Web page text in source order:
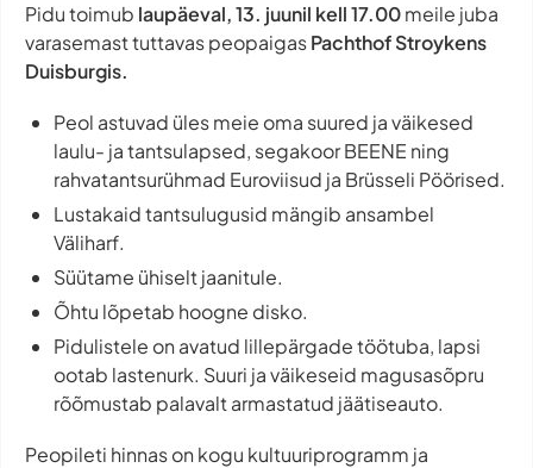
Pidu toimub laupäeval, 13. juunil kell 17.00meile juba
varasemast tuttavas peopaigasPachthof Stroykens
Duisburgis.
Peol astuvad üles meie oma suured ja väikesed
laulu- ja tantsulapsed, segakoor BEENE ning
rahvatantsurühmad Euroviisud ja Brüsseli Pöörised.
Lustakaid tantsulugusid mängib ansambel
Väliharf.
Süütame ühiselt jaanitule.
Õhtu lõpetab hoogne disko.
Pidulistele on avatud lillepärgade töötuba, lapsi
ootab lastenurk. Suuri ja väikeseid magusasõpru
rõõmustab palavalt armastatud jäätiseauto.
Peopileti hinnas on kogu kultuuriprogramm ja